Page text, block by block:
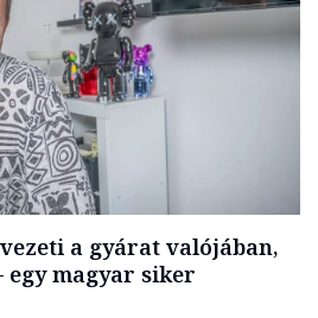
a gyárat valójában,
egy magyar siker